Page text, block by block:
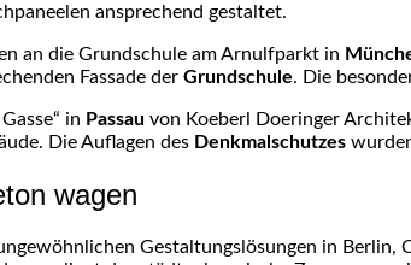
ansprechend gestaltet.
an die Grundschule am Arnulfparkt in
Fassade der Grundschule. Die
in Passau von Koeberl Doeringer
Die Auflagen des Denkmalschutzes
wagen
Gestaltungslösungen in